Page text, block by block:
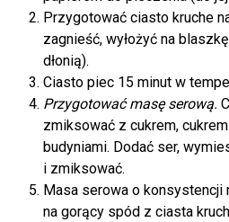
Przygotować ciasto kruche
zagnieść, wyłożyć na
dłonią).
Ciasto piec 15 minut w
Przygotować masę serową.
zmiksować z cukrem,
budyniami. Dodać ser,
i zmiksować.
Masa serowa o
na gorący spód z ciasta